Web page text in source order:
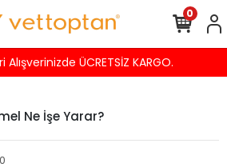
ÜCRETSİZ KARGO.
0
Ne İşe Yarar?